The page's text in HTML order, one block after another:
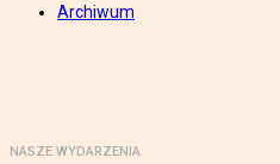
Archiwum
NASZE WYDARZENIA